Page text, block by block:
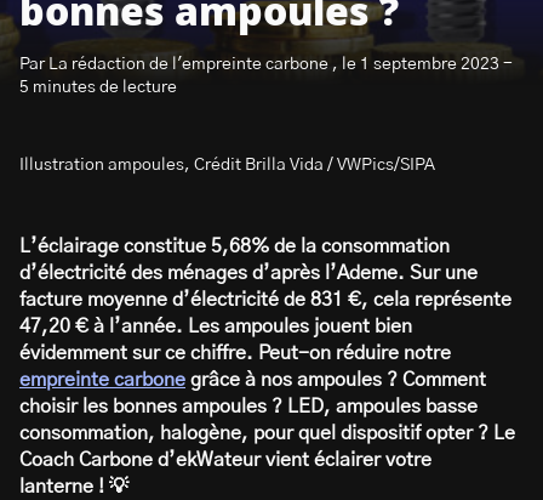
bonnes ampoules ?
Par La rédaction de l'empreinte carbone , le 1 septembre 2023 -
5 minutes de lecture
Illustration ampoules, Crédit Brilla Vida / VWPics/SIPA
L’éclairage constitue 5,68% de la consommation
d’électricité des ménages d’après l’Ademe. Sur une
facture moyenne d’électricité de 831 €, cela représente
47,20 € à l’année. Les ampoules jouent bien
évidemment sur ce chiffre. Peut-on réduire notre
empreinte carbone grâce à nos ampoules ? Comment
choisir les bonnes ampoules ? LED, ampoules basse
consommation, halogène, pour quel dispositif opter ? Le
Coach Carbone d’ekWateur vient éclairer votre
lanterne ! 💡
S’abonner à la newsletter